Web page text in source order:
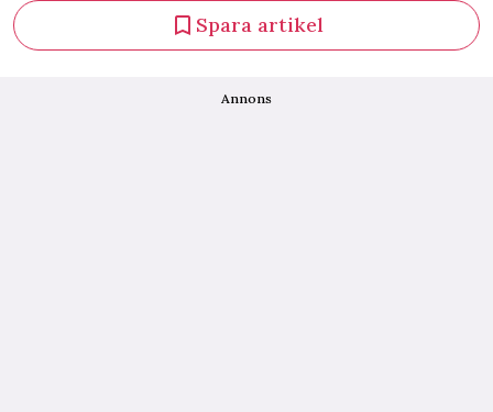
Spara artikel
Annons